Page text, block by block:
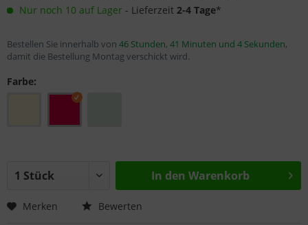
Nur noch 10 auf Lager - Lieferzeit 2-4 Tage*
Bestellen Sie innerhalb von 46 Stunden, 41 Minuten und 3 Sekunden,
damit die Bestellung Montag verschickt wird.
Farbe:
In den Warenkorb
Merken Bewerten